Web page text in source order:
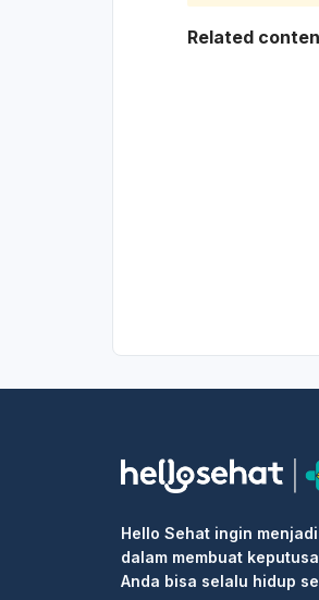
Related
Hello Sehat ingin
dalam membuat
Anda bisa selalu hidup